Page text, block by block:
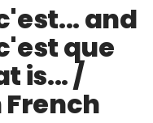
and
que
is... /